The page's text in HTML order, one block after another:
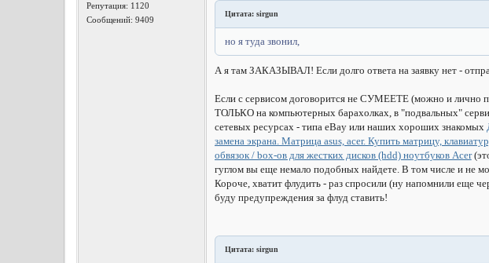
Репутация: 1120
Сообщений: 9409
Цитата: sirgun
но я туда звонил,
А я там ЗАКАЗЫВАЛ! Если долго ответа на заявку нет -
Если с сервисом договорится не СУМЕЕТЕ (можно и лично
ТОЛЬКО на компьютерных барахолках, в "подвальных"
сетевых ресурсах - типа eBay или наших хороших знакомых
замена экрана. Матрица asus, acer. Купить матрицу,
обвязок / box-ов для жестких дисков (hdd) ноутбуков Acer
гуглом вы еще немало подобных найдете. В том числе и не
Короче, хватит флудить - раз спросили (ну напомнили еще
буду предупреждения за флуд ставить!
Цитата: sirgun